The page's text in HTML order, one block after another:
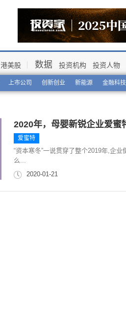
上市公司 创新创业 新能源 金融科技
港美股 数据 投资机构 投资人物
2020年，母婴新锐企业爱蜜
爱蜜特
“资本寒冬”一说贯穿了整个2019年,企
么...
2020-01-21